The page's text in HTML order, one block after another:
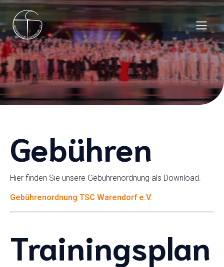
Gebühren
Hier finden Sie unsere Gebührenordnung als Download.
Gebührenordnung TSC Warendorf e.V.
Trainingsplan